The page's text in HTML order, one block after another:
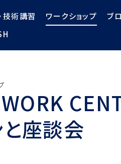
技術講習 ワークショップ ブ
と座談会